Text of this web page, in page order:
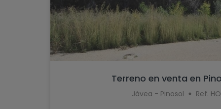
Estado de la propiedad
Todas las propiedades
Terreno en venta en
Jávea - Pinosol Ref.